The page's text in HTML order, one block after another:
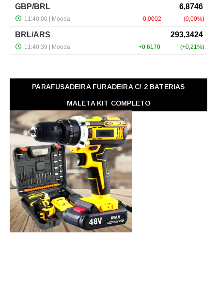
PARAFUSADEIRA FURADEIRA C/ 2 BATERIAS
MALETA KIT COMPLETO